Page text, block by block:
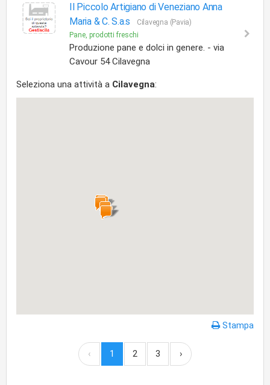
Il Piccolo Artigiano di Veneziano Anna
Maria & C. S.a.s
Cilavegna (Pavia)
Pane, prodotti freschi
Produzione pane e dolci in genere. - via
Cavour 54 Cilavegna
Seleziona una attività a Cilavegna:
Stampa
‹ 1 2 3 ›